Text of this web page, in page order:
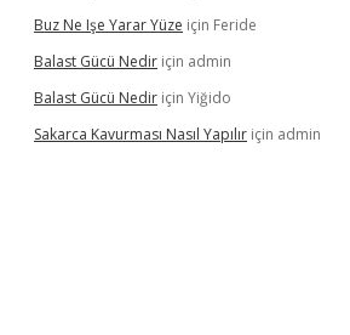
Buz Ne Işe Yarar Yüze için Feride
Balast Gücü Nedir için admin
Balast Gücü Nedir için Yiğido
Sakarca Kavurması Nasıl Yapılır için admin